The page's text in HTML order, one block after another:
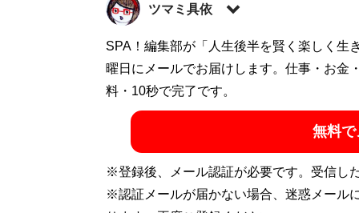
ツマミ具依
企画や体験レポートを好むフリーライター
記事一覧へ
SPA！編集部が「人生後半を賢く楽しく生
曜日にメールでお届けします。仕事・お
料・10秒で完了です。
無料
※登録後、メール認証が必要です。受信し
※認証メールが届かない場合、迷惑メール